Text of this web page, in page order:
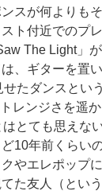
スが何よりも
ト付近でのプ
The Light」
、ギターを置
せたダンスとい
レンジさを遥
とても思えな
10年前くらい
やエレポップ
た友人（とい